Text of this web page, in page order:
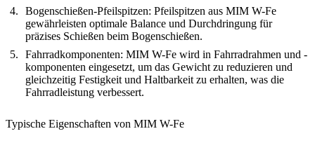
Bogenschießen-Pfeilspitzen: Pfeilspitzen aus MIM W-Fe
gewährleisten optimale Balance und Durchdringung für
präzises Schießen beim Bogenschießen.
Fahrradkomponenten: MIM W-Fe wird in Fahrradrahmen und -
komponenten eingesetzt, um das Gewicht zu reduzieren und
gleichzeitig Festigkeit und Haltbarkeit zu erhalten, was die
Fahrradleistung verbessert.
Typische Eigenschaften von MIM W-Fe